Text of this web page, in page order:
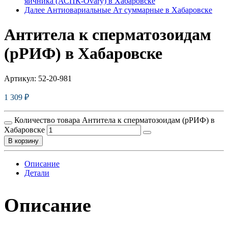
Далее Антиовариальные Ат суммарные в Хабаровске
Антитела к сперматозоидам
(рРИФ) в Хабаровске
Артикул: 52-20-981
1 309 ₽
Количество товара Антитела к сперматозоидам (рРИФ) в
Хабаровске
В корзину
Описание
Детали
Описание